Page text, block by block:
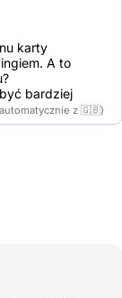
karty
A to
bardziej
automatycznie z 🇬🇧)